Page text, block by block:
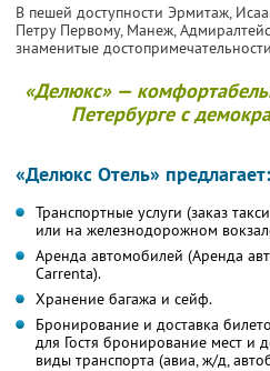
В пешей доступности Эрмитаж,
Петру Первому, Манеж,
знаменитые
«Делюкс» —
Петербурге с
«Делюкс Отель» предлагает:
Транспортные услуги (заказ
или на железнодорожном
Аренда автомобилей (Аренда
Carrenta).
Хранение багажа и сейф.
Бронирование и доставка
для Гостя бронирование мест и
виды транспорта (авиа, ж/д,